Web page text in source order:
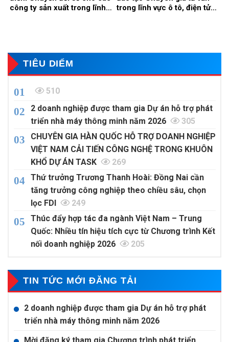
công ty sản xuất trong lĩnh
trong lĩnh vực ô tô, điện tử
TIÊU DIỂM
510
2 doanh nghiệp được tham gia Dự án hỗ trợ phát
triển nhà máy thông minh năm 2026
305
CHUYÊN GIA HÀN QUỐC HỖ TRỢ DOANH NGHIỆP
VIỆT NAM CẢI TIẾN CÔNG NGHỆ TRONG KHUÔN
KHỔ DỰ ÁN TASK
269
Thứ trưởng Trương Thanh Hoài: Đồng Nai cần
tăng trưởng công nghiệp theo chiều sâu, chọn
lọc FDI
249
Thúc đẩy hợp tác đa ngành Việt Nam – Trung
Quốc: Nhiều tín hiệu tích cực từ Chương trình Kết
nối doanh nghiệp 2026
205
TIN TỨC MỚI ĐĂNG TẢI
2 doanh nghiệp được tham gia Dự án hỗ trợ phát
triển nhà máy thông minh năm 2026